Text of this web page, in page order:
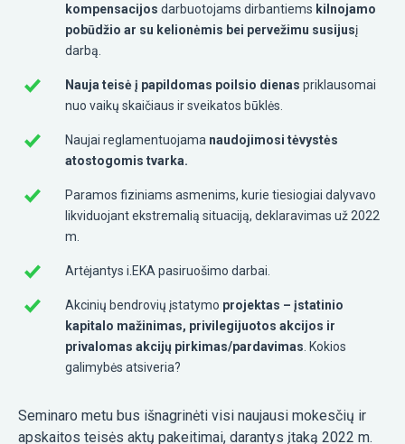
kompensacijos darbuotojams dirbantiems kilnojamo
pobūdžio ar su kelionėmis bei pervežimu susijusį
darbą.
Nauja teisė į papildomas poilsio dienas priklausomai
nuo vaikų skaičiaus ir sveikatos būklės.
Naujai reglamentuojama naudojimosi tėvystės
atostogomis tvarka.
Paramos fiziniams asmenims, kurie tiesiogiai dalyvavo
likviduojant ekstremalią situaciją, deklaravimas už 2022
m.
Artėjantys i.EKA pasiruošimo darbai.
Akcinių bendrovių įstatymo projektas – įstatinio
kapitalo mažinimas, privilegijuotos akcijos ir
privalomas akcijų pirkimas/pardavimas . Kokios
galimybės atsiveria?
Seminaro metu bus išnagrinėti visi naujausi mokesčių ir
apskaitos teisės aktų pakeitimai, darantys įtaką 2022 m.